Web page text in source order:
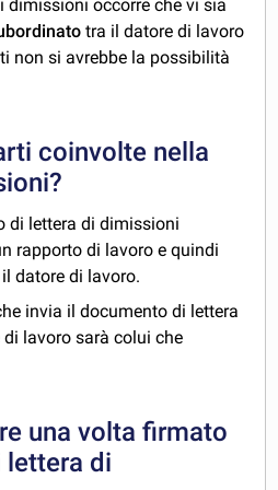
dimissioni occorre che vi sia
tra il datore di lavoro
non si avrebbe la possibilità
coinvolte nella
di lettera di dimissioni
rapporto di lavoro e quindi
datore di lavoro.
invia il documento di lettera
lavoro sarà colui che
una volta firmato
di